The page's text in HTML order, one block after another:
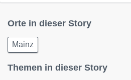
Orte in dieser Story
Mainz
Themen in dieser Story